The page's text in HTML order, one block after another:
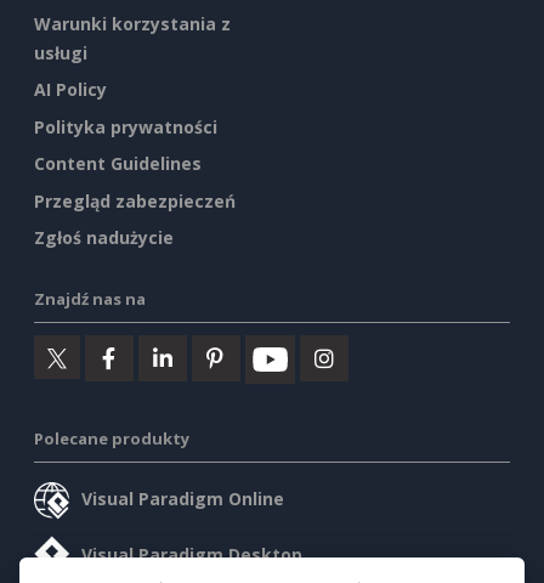
Warunki korzystania z
usługi
AI Policy
Polityka prywatności
Content Guidelines
Przegląd zabezpieczeń
Zgłoś nadużycie
Znajdź nas na
Polecane produkty
Visual Paradigm Online
Visual Paradigm Desktop